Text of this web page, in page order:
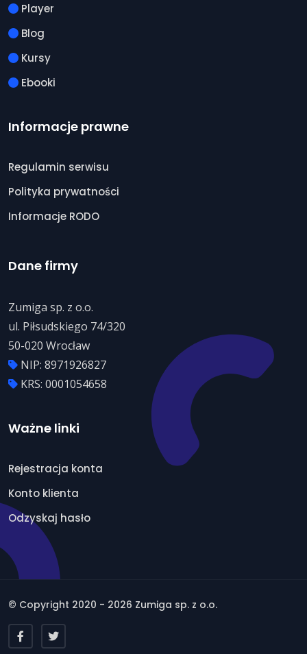
Player
Blog
Kursy
Ebooki
Informacje prawne
Regulamin serwisu
Polityka prywatności
Informacje RODO
Dane firmy
Zumiga sp. z o.o.
ul. Piłsudskiego 74/320
50-020 Wrocław
NIP: 8971926827
KRS: 0001054658
Ważne linki
Rejestracja konta
Konto klienta
Odzyskaj hasło
© Copyright 2020 - 2026 Zumiga sp. z o.o.